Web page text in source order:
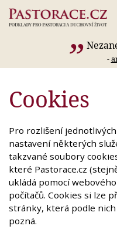
-
Cookies
Pro rozlišení
nastavení některých
takzvané soubory
které Pastorace.cz
ukládá pomocí
počítačů. Cookies si lze
stránky, která podle
pozná.